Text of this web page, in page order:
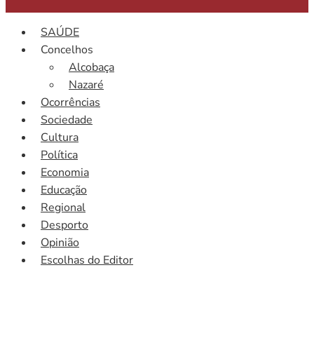
SAÚDE
Concelhos
Alcobaça
Nazaré
Ocorrências
Sociedade
Cultura
Política
Economia
Educação
Regional
Desporto
Opinião
Escolhas do Editor